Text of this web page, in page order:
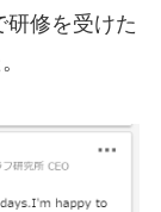
研修を受けた